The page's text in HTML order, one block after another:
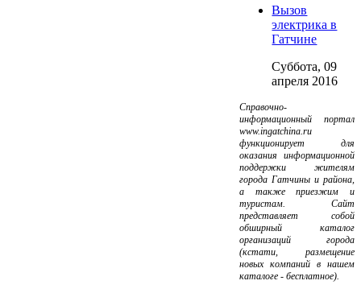
Вызов
электрика в
Гатчине
Суббота, 09
апреля 2016
Справочно-
информационный портал
www.ingatchina.ru
функционирует для
оказания информационной
поддержки жителям
города Гатчины и района,
а также приезжим и
туристам. Сайт
представляет собой
обширный каталог
организаций города
(кстати, размещение
новых компаний в нашем
каталоге - бесплатное).